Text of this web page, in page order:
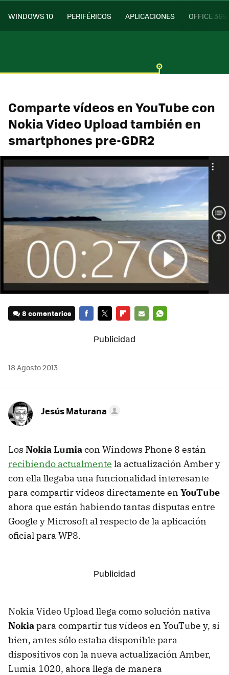
WINDOWS 10 PERIFÉRICOS APLICACIONES OFFICE 365
Comparte vídeos en YouTube con
Nokia Video Upload también en
smartphones pre-GDR2
8 comentarios
MAIL
18 Agosto 2013
Jesús Maturana
Los Nokia Lumiacon Windows Phone 8 están
recibiendo actualmente la actualización Amber y
con ella llegaba una funcionalidad interesante
para compartir vídeos directamente en YouTube
ahora que están habiendo tantas disputas entre
Google y Microsoft al respecto de la aplicación
oficial para WP8.
Nokia Video Upload llega como solución nativa
Nokiapara compartir tus vídeos en YouTube y, si
bien, antes sólo estaba disponible para
dispositivos con la nueva actualización Amber,
Lumia 1020, ahora llega de manera